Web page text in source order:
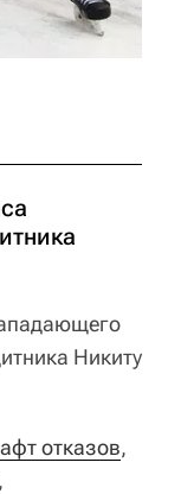
Никиту
отказов,